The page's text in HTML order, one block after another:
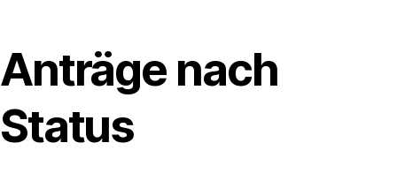
Anträge nach
Status